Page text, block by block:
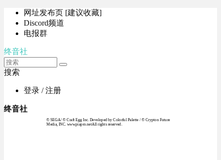
网址发布页 [建议收藏]
Discord频道
电报群
终音社
搜索
登录 / 注册
终音社
© SEGA / © Craft Egg Inc. Developed by Colorful Palette / © Crypton Future
Media, INC. www.piapro.netAll rights reserved.